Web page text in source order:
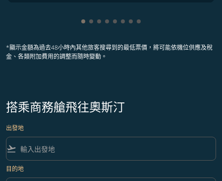
顯示 cmp-pagination-showing-card 1
顯示 cmp-pagination-showing-
顯示 cmp-pagination-showing-
顯示 cmp-pagination-
顯示 cmp-pagination-
顯示 cmp-pagination-
顯示 cmp-pagination-
顯示 cmp-pagination-
*顯示金額為過去48小時內其他旅客搜尋到的最低票價，將可能依機位供應及稅
金、各類附加費用的調整而隨時變動。
搭乘商務艙飛往奧斯汀
出發地
flight_takeoff
目的地